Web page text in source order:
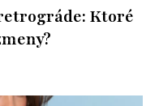
Ktoré